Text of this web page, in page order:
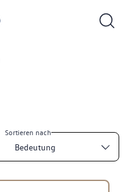
Sortieren nach
Bedeutung